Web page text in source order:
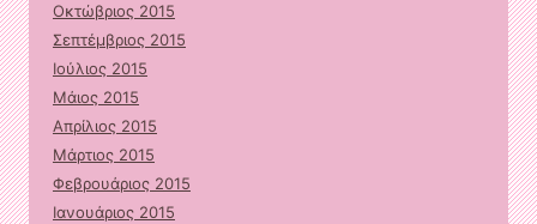
Οκτώβριος 2015
Σεπτέμβριος 2015
Ιούλιος 2015
Μάιος 2015
Απρίλιος 2015
Μάρτιος 2015
Φεβρουάριος 2015
Ιανουάριος 2015